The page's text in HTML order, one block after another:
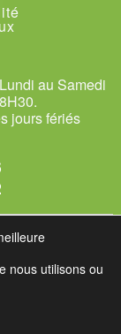
au Samedi
jours fériés
Lys.
nous utilisons ou